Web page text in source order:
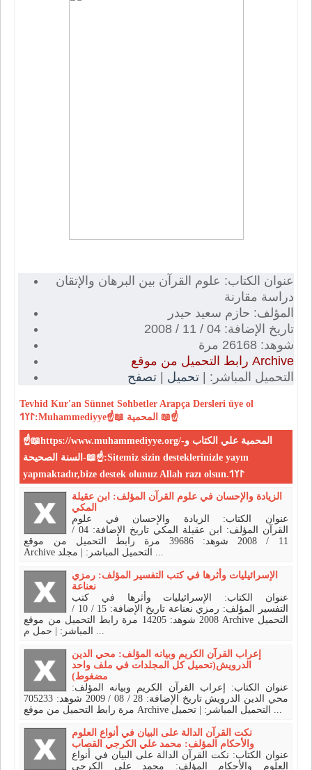
عنوان الكتاب: علوم القرآن بين البرهان والإتقان
دراسة مقارنة
المؤلف: حازم سعيد حيدر
تاريخ الإضافة: 04 / 11 / 2008
شوهد: 26168 مرة
رابط التحميل من موقع Archive
التحميل المباشر: |تحميل |تصفح
Tevhid Kur'an Sünnet Sohbetler Arapça Dersleri üye ol
𐰃𐰠𐰯:Muhammediyye☝📖 المحمية 📖☝
☝📖https://www.muhammediyye.org/-المحمية علي الكتاب و
السنة الصحيحة-📖☝:Sitemiz sizin desteklerinizle yayın
yapmaktadır,bize destek olunuz Allah razı olsun.𐰃𐰠𐰯
الزيادة والإحسان في علوم القرآن المؤلف: ابن عقيلة
المكي
عنوان الكتاب: الزيادة والإحسان في علوم
القرآن المؤلف: ابن عقيلة المكي تاريخ الإضافة: 04 /
11 / 2008 شوهد: 39686 مرة رابط التحميل من موقع
Archive التحميل المباشر: | مجلد ...
الإسرائيليات وأثرها في كتب التفسير المؤلف: رمزي
نعناعة
عنوان الكتاب: الإسرائيليات وأثرها في كتب
التفسير المؤلف: رمزي نعناعة تاريخ الإضافة: 15 / 10 /
2008 شوهد: 14205 مرة رابط التحميل من موقع Archive التحميل
المباشر: | حمل م ...
إعراب القرآن الكريم وبيانه المؤلف: محي الدين
الدرويش(تحميل كل المجلدات في ملف واحد
مضغوط)
عنوان الكتاب: إعراب القرآن الكريم وبيانه المؤلف:
محي الدين الدرويش تاريخ الإضافة: 28 / 08 / 2009 شوهد: 705233
مرة رابط التحميل من موقع Archive التحميل المباشر: | تحميل ...
نكت القرآن الدالة على البيان في أنواع العلوم
والأحكام المؤلف: محمد علي الكرجي القصاب
عنوان الكتاب: نكت القرآن الدالة على البيان في أنواع
العلوم والأحكام المؤلف: محمد علي الكرجي